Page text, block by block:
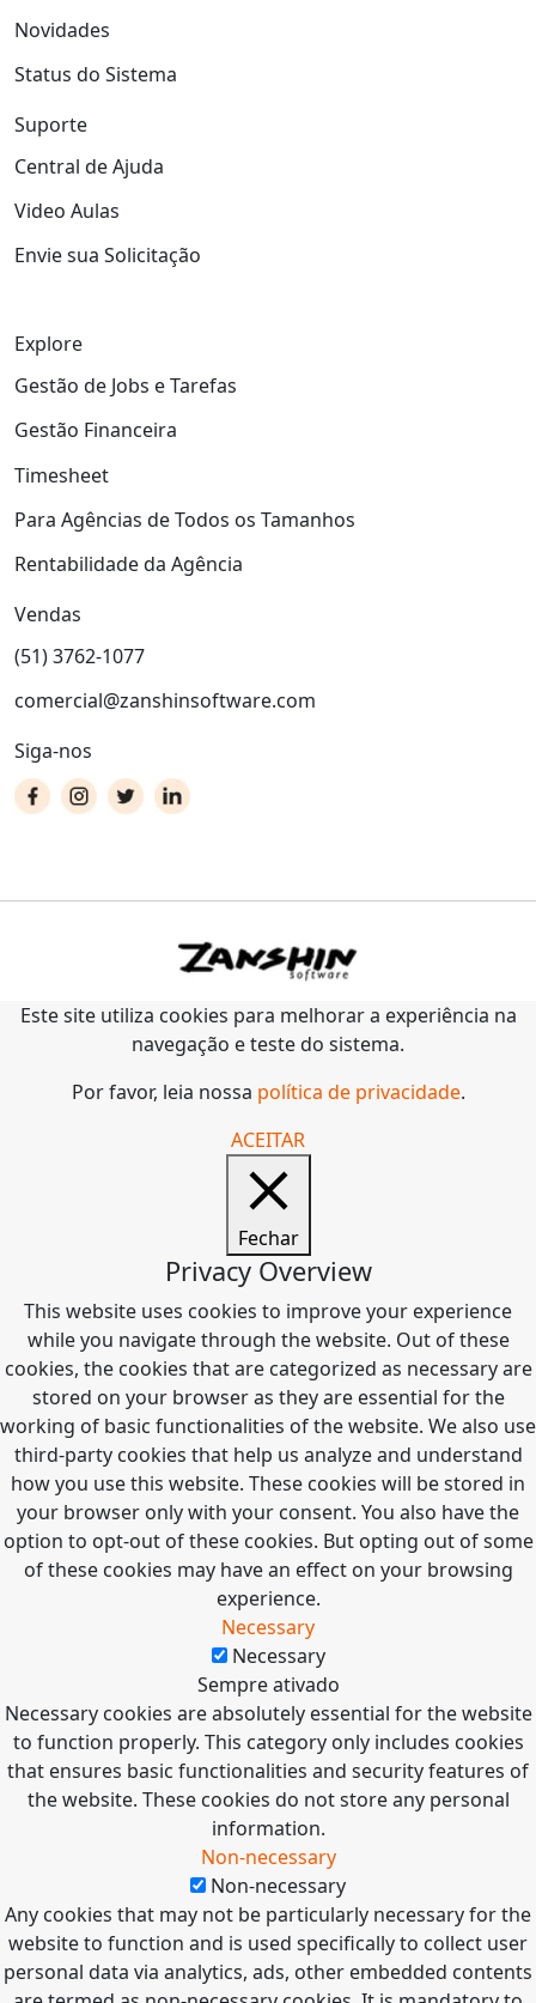
Novidades
Status do Sistema
Suporte
Central de Ajuda
Video Aulas
Envie sua Solicitação
Explore
Gestão de Jobs e Tarefas
Gestão Financeira
Timesheet
Para Agências de Todos os Tamanhos
Rentabilidade da Agência
Vendas
(51) 3762-1077
comercial@zanshinsoftware.com
Siga-nos
Este site utiliza cookies para melhorar a experiência na
navegação e teste do sistema.
Por favor, leia nossa política de privacidade.
ACEITAR
Fechar
Privacy Overview
This website uses cookies to improve your experience
while you navigate through the website. Out of these
cookies, the cookies that are categorized as necessary are
stored on your browser as they are essential for the
working of basic functionalities of the website. We also use
third-party cookies that help us analyze and understand
how you use this website. These cookies will be stored in
your browser only with your consent. You also have the
option to opt-out of these cookies. But opting out of some
of these cookies may have an effect on your browsing
experience.
Necessary
Necessary
Sempre ativado
Necessary cookies are absolutely essential for the website
to function properly. This category only includes cookies
that ensures basic functionalities and security features of
the website. These cookies do not store any personal
information.
Non-necessary
Non-necessary
Any cookies that may not be particularly necessary for the
website to function and is used specifically to collect user
personal data via analytics, ads, other embedded contents